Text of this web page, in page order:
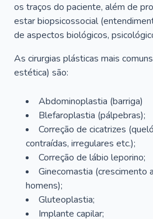
os traços do paciente, além de
estar biopsicossocial
de aspectos biológicos,
As cirurgias plásticas mais
estética) são:
Abdominoplastia (barriga)
Blefaroplastia (pálpebras);
Correção de cicatrizes
contraídas, irregulares etc.);
Correção de lábio leporino;
Ginecomastia (crescimento
homens);
Gluteoplastia;
Implante capilar;